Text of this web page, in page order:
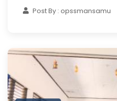
Post By : opssmansamu